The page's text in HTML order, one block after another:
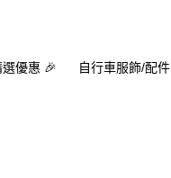
優惠 🎉 自行車服飾/配件